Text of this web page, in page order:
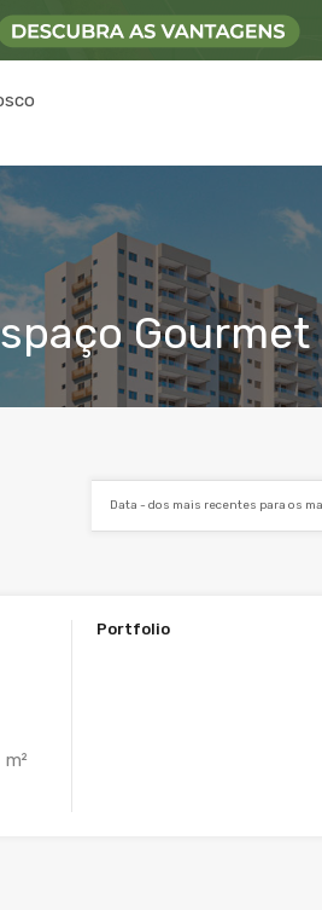
Gourmet
Data - dos mais recentes para os
m²
Portfolio